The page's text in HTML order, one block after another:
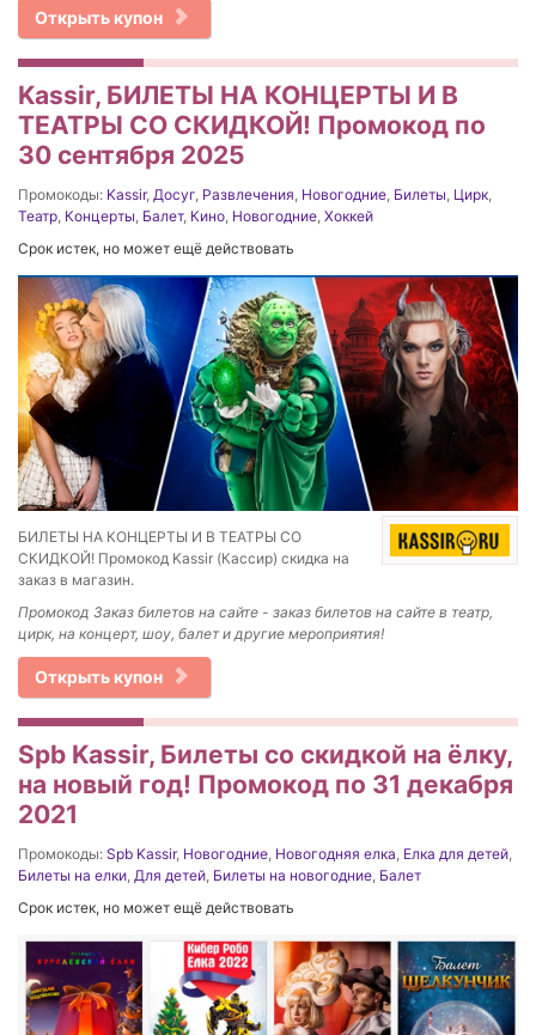
Открыть купон
Kassir, БИЛЕТЫ НА КОНЦЕРТЫ И В
ТЕАТРЫ СО СКИДКОЙ! Промокод по
30 сентября 2025
Промокоды: Kassir, Досуг, Развлечения, Новогодние, Билеты, Цирк,
Театр, Концерты, Балет, Кино, Новогодние, Хоккей
Срок истек, но может ещё действовать
БИЛЕТЫ НА КОНЦЕРТЫ И В ТЕАТРЫ СО
СКИДКОЙ! Промокод Kassir (Кассир) скидка на
заказ в магазин.
Промокод Заказ билетов на сайте - заказ билетов на сайте в театр,
цирк, на концерт, шоу, балет и другие мероприятия!
Открыть купон
Spb Kassir, Билеты со скидкой на ёлку,
на новый год! Промокод по 31 декабря
2021
Промокоды: Spb Kassir, Новогодние, Новогодняя елка, Елка для детей,
Билеты на елки, Для детей, Билеты на новогодние, Балет
Срок истек, но может ещё действовать